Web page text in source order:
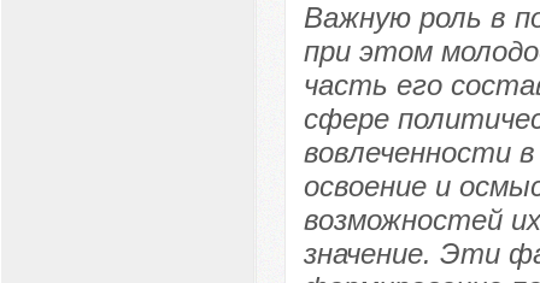
Важную роль в
при этом
часть его
сфере
вовлеченности
освоение и
возможностей
значение. Эти